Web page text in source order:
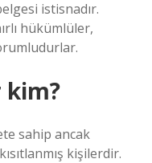
istisnadır.
hükümlüler,
sahip ancak
kişilerdir.